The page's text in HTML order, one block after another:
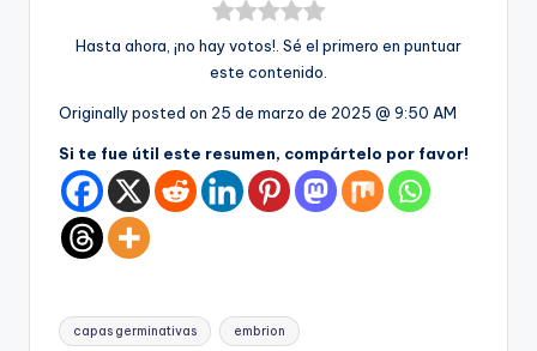
Hasta ahora, ¡no hay votos!. Sé el primero en puntuar
este contenido.
Originally posted on 25 de marzo de 2025 @ 9:50 AM
Si te fue útil este resumen, compártelo por favor!
Etiquetas:
capas germinativas embrion